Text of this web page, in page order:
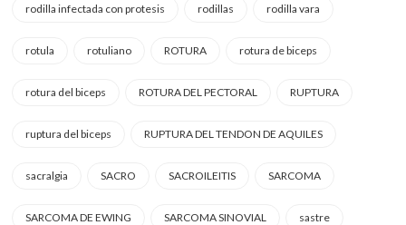
rodilla infectada con protesis rodillas rodilla vara
rotula rotuliano ROTURA rotura de biceps
rotura del biceps ROTURA DEL PECTORAL RUPTURA
ruptura del biceps RUPTURA DEL TENDON DE AQUILES
sacralgia SACRO SACROILEITIS SARCOMA
SARCOMA DE EWING SARCOMA SINOVIAL sastre